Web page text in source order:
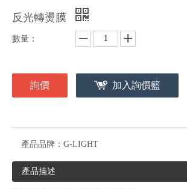
反光轉燙膜
數量：
詢價 加入詢價籃
產品品牌： G-LIGHT
產品描述